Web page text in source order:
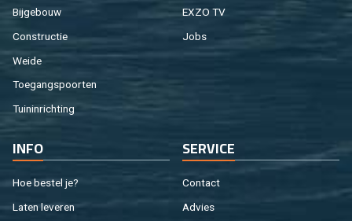
Bij­ge­bouw
Con­struc­tie
Weide
Toe­gangs­poor­ten
Tuin­in­rich­ting
EXZO TV
Jobs
INFO
Hoe be­stel je?
Laten le­ve­ren
SER­VI­CE
Con­tact
Ad­vies